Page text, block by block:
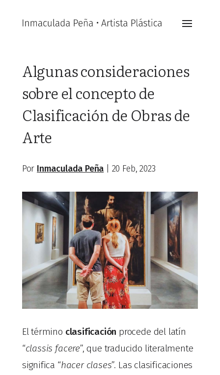
Algunas consideraciones
sobre el concepto de
Clasificación de Obras de
Arte
Por Inmaculada Peña 20 Feb, 2023
El término clasificación procede del latín
“classis facere”, que traducido literalmente
significa “hacer clases”. Las clasificaciones